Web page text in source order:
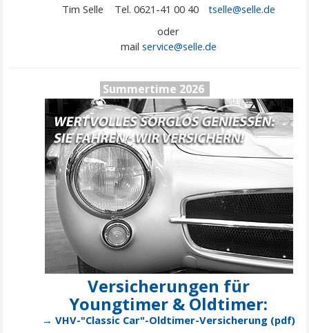
Tim Selle Tel. 0621-41 00 40
tselle@selle.de
oder
mail service@selle.de
Summertime 2026
Versicherungen für
Youngtimer & Oldtimer:
→ VHV-"Classic Car"-Oldtimer-Versicherung (pdf)